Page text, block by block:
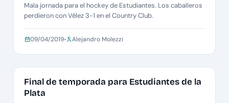
Mala jornada para el hockey de Estudiantes. Los caballeros
perdieron con Vélez 3-1 en el Country Club.
09/04/2019 Alejandro Molezzi
REUBICACIÓN CABALLEROS B
Final de temporada para Estudiantes de la
Plata